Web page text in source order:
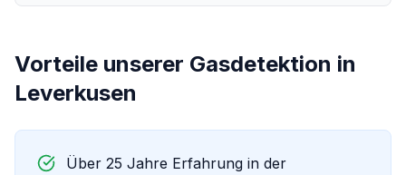
Vorteile unserer Gasdetektion in
Leverkusen
Über 25 Jahre Erfahrung in der